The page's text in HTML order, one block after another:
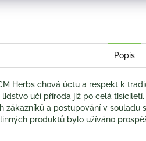
Popis
Herbs chová úctu a respekt k
lidstvo učí příroda již po celá
zákazníků a postupování v
produktů bylo užíváno